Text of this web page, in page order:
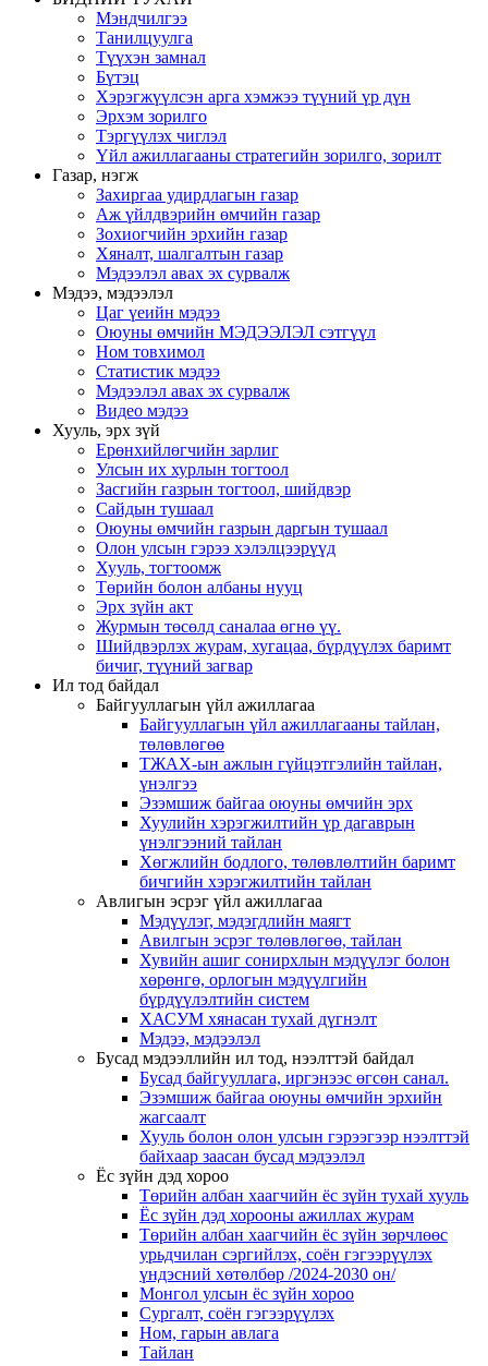
Мэндчилгээ
Танилцуулга
Түүхэн замнал
Бүтэц
Хэрэгжүүлсэн арга хэмжээ түүний үр дүн
Эрхэм зорилго
Тэргүүлэх чиглэл
Үйл ажиллагааны стратегийн зорилго, зорилт
Газар, нэгж
Захиргаа удирдлагын газар
Аж үйлдвэрийн өмчийн газар
Зохиогчийн эрхийн газар
Хяналт, шалгалтын газар
Мэдээлэл авах эх сурвалж
Мэдээ, мэдээлэл
Цаг үеийн мэдээ
Оюуны өмчийн МЭДЭЭЛЭЛ сэтгүүл
Ном товхимол
Статистик мэдээ
Мэдээлэл авах эх сурвалж
Видео мэдээ
Хууль, эрх зүй
Ерөнхийлөгчийн зарлиг
Улсын их хурлын тогтоол
Засгийн газрын тогтоол, шийдвэр
Сайдын тушаал
Оюуны өмчийн газрын даргын тушаал
Олон улсын гэрээ хэлэлцээрүүд
Хууль, тогтоомж
Төрийн болон албаны нууц
Эрх зүйн акт
Журмын төсөлд саналаа өгнө үү.
Шийдвэрлэх журам, хугацаа, бүрдүүлэх баримт
бичиг, түүний загвар
Ил тод байдал
Байгууллагын үйл ажиллагаа
Байгууллагын үйл ажиллагааны тайлан,
төлөвлөгөө
ТЖАХ-ын ажлын гүйцэтгэлийн тайлан,
үнэлгээ
Эзэмшиж байгаа оюуны өмчийн эрх
Хуулийн хэрэгжилтийн үр дагаврын
үнэлгээний тайлан
Хөгжлийн бодлого, төлөвлөлтийн баримт
бичгийн хэрэгжилтийн тайлан
Авлигын эсрэг үйл ажиллагаа
Мэдүүлэг, мэдэгдлийн маягт
Авилгын эсрэг төлөвлөгөө, тайлан
Хувийн ашиг сонирхлын мэдүүлэг болон
хөрөнгө, орлогын мэдүүлгийн
бүрдүүлэлтийн систем
ХАСУМ хянасан тухай дүгнэлт
Мэдээ, мэдээлэл
Бусад мэдээллийн ил тод, нээлттэй байдал
Бусад байгууллага, иргэнээс өгсөн санал.
Эзэмшиж байгаа оюуны өмчийн эрхийн
жагсаалт
Хууль болон олон улсын гэрээгээр нээлттэй
байхаар заасан бусад мэдээлэл
Ёс зүйн дэд хороо
Төрийн албан хаагчийн ёс зүйн тухай хууль
Ёс зүйн дэд хорооны ажиллах журам
Төрийн албан хаагчийн ёс зүйн зөрчлөөс
урьдчилан сэргийлэх, соён гэгээрүүлэх
үндэсний хөтөлбөр /2024-2030 он/
Монгол улсын ёс зүйн хороо
Cургалт, cоён гэгээрүүлэх
Ном, гарын авлага
Тайлан